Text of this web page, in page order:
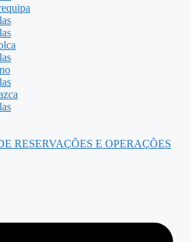
RESERVAÇÕES E OPERAÇÕES